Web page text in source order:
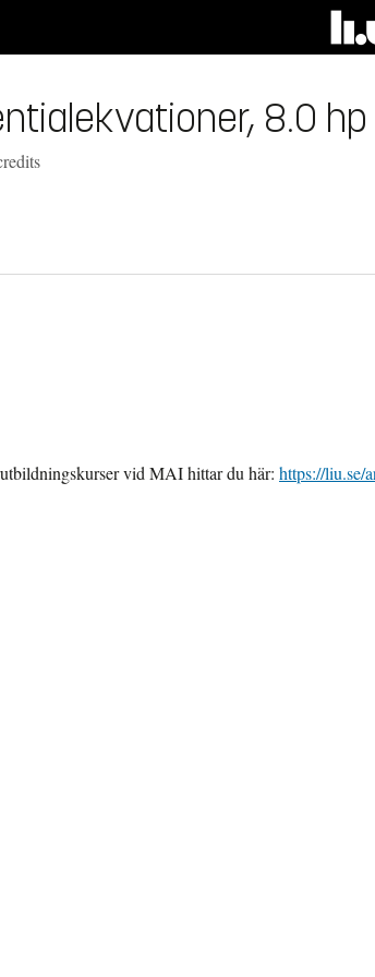
8.0 hp
vid MAI hittar du här: https://liu.se/